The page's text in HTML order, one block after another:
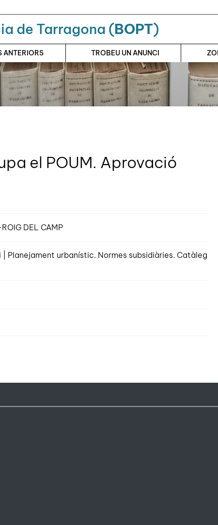
de Tarragona (BOPT)
ANTERIORS TROBEU UN ANUNCI
el POUM. Aprovació
DEL CAMP
| Planejament urbanístic. Normes subsidiàries. Catàleg